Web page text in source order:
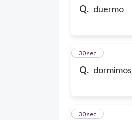
Q. duermo
Q. dormimos
17
30 sec
18
30 sec